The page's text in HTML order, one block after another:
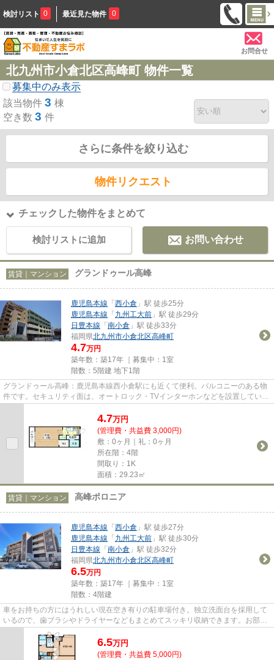
検討リスト 0 最近見た物件 0
お問合せ
北九州市小倉北区高峰町 物件一覧
募集中のみ表示
該当物件 3 棟
空き数 3 件
さらに条件を絞り込む
物件リクエスト
チェックした物件をまとめて
検討リストに追加 お問い合わせ
賃貸｜マンション グランドゥール高峰
鹿児島本線 「 西小倉 」駅 徒歩25分
鹿児島本線 「 九州工大前 」駅 徒歩29分
日豊本線 「 南小倉 」駅 徒歩33分
福岡県北九州市小倉北区高峰町
4.7万円
築年数：築17年 ｜募集中： 1室
階数：5階建 地下1階
グランドゥール高峰：鹿児島本線西小倉駅にも近くて便利。バルコニーのある物
件です。セキュリティ面は、オートロック・TVインターホンなどを設置している
4.7万円
(管理費・共益費 3,000円)
敷：0ヶ月｜礼：0ヶ月
所在階：4階
間取り：1K
面積：29.23㎡
賃貸｜マンション 高峰ポロニア
鹿児島本線 「 西小倉 」駅 徒歩27分
鹿児島本線 「 九州工大前 」駅 徒歩30分
日豊本線 「 南小倉 」駅 徒歩32分
福岡県北九州市小倉北区高峰町
6.5万円
築年数：築17年 ｜募集中： 1室
階数：4階建
車をお持ちの方にはうれしい現在空き有りの駐車場付き。独立洗面台を採用して
いるので、歯ブラシやドライヤーなどもまとめてスッキリ収納できます。お部屋
選びには欠かせない内覧も、...
6.5万円
(管理費・共益費 5,000円)